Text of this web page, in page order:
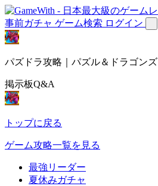
事前ガチャ ゲーム検索 ログイン
パズドラ攻略｜パズル＆ドラゴンズ
掲示板Q&A
トップに戻る
ゲーム攻略一覧を見る
最強リーダー
夏休みガチャ